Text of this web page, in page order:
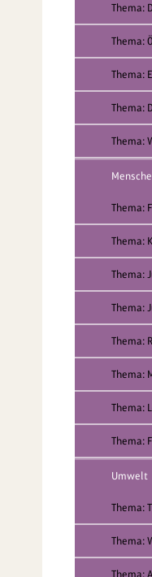
Thema:
Thema:
Thema:
Thema:
Thema:
Thema:
Thema:
Thema:
Thema:
Thema:
Thema:
Thema:
Thema:
Umwelt
Thema:
Thema:
Thema: